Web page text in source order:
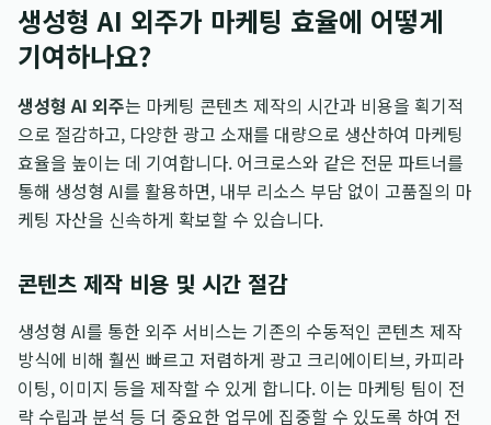
생성형 AI 외주가 마케팅 효율에 어떻게
기여하나요?
생성형 AI 외주는 마케팅 콘텐츠 제작의 시간과 비용을 획기적
으로 절감하고, 다양한 광고 소재를 대량으로 생산하여 마케팅
효율을 높이는 데 기여합니다. 어크로스와 같은 전문 파트너를
통해 생성형 AI를 활용하면, 내부 리소스 부담 없이 고품질의 마
케팅 자산을 신속하게 확보할 수 있습니다.
콘텐츠 제작 비용 및 시간 절감
생성형 AI를 통한 외주 서비스는 기존의 수동적인 콘텐츠 제작
방식에 비해 훨씬 빠르고 저렴하게 광고 크리에이티브, 카피라
이팅, 이미지 등을 제작할 수 있게 합니다. 이는 마케팅 팀이 전
략 수립과 분석 등 더 중요한 업무에 집중할 수 있도록 하여 전